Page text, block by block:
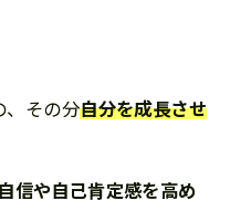
、その分自分を成長させ
自信や自己肯定感を高め